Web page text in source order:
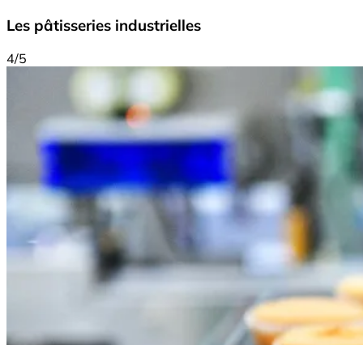
Les pâtisseries industrielles
4/5